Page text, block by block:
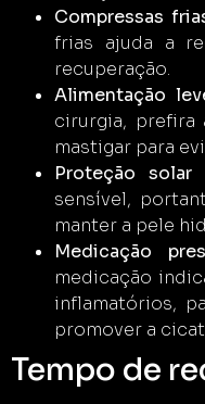
Compressas
frias ajuda a
recuperação.
Alimentação
cirurgia, prefira
mastigar para
Proteção solar
sensível,
manter a pele
Medicação
medicação
inflamatórios,
promover a
Tempo de